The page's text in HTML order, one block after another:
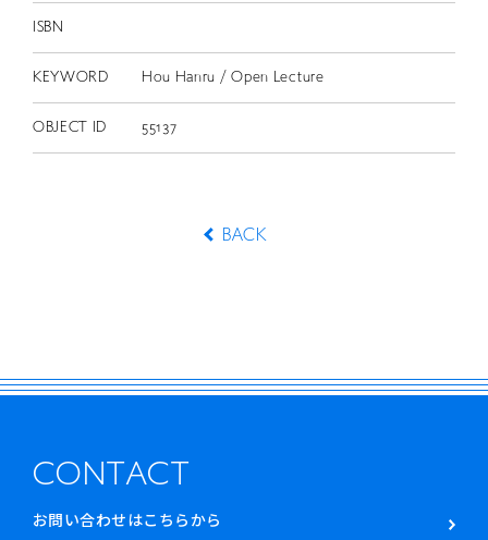
ISBN
KEYWORD Hou Hanru / Open Lecture
OBJECT ID 55137
BACK
CONTACT
お問い合わせはこちらから